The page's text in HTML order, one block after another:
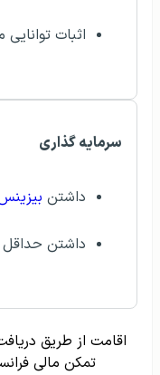
اثبات
سرمایه گذاری
داشتن
داشتن حداقل سرمایه
اقامت از طریق
تمکن مالی